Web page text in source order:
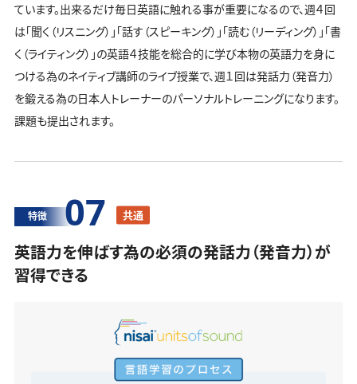
ています。出来るだけ毎日英語に触れる事が重要になるので、週４回
は「聞く（リスニング）」「話す（スピーキング）」「読む（リーディング）」「書
く（ライティング）」の英語４技能を総合的に学び本物の英語力を身に
つける為のネイティブ講師のライブ授業で、週１回は発話力（発音力）
を鍛える為の日本人トレーナーのパーソナルトレーニングになります。
課題も提出されます。
特徴 07 共通
英語力を伸ばす為の必須の発話力（発音力）が
習得できる